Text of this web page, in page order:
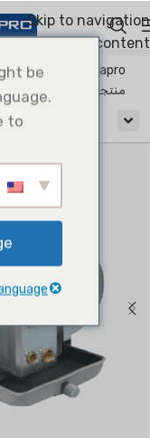
Skip to navigation
Skip to main content
Climapro®
أنظمة
منتجات الجانب الجوي
be
to: